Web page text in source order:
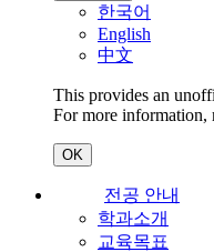
한국어
English
中文
This provides an
For more information,
OK
전공 안내
학과소개
교육목표